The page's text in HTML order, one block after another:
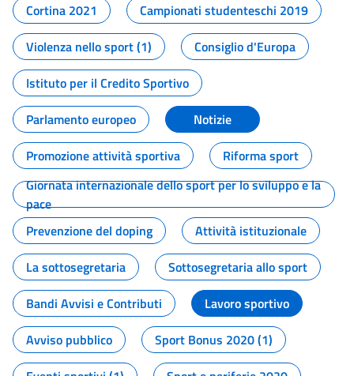
Cortina 2021
Campionati studenteschi 2019
Violenza nello sport (1)
Consiglio d'Europa
Istituto per il Credito Sportivo
Parlamento europeo
Notizie
Promozione attività sportiva
Riforma sport
Giornata internazionale dello sport per lo sviluppo e la
pace
Prevenzione del doping
Attività istituzionale
La sottosegretaria
Sottosegretaria allo sport
Bandi Avvisi e Contributi
Lavoro sportivo
Avviso pubblico
Sport Bonus 2020 (1)